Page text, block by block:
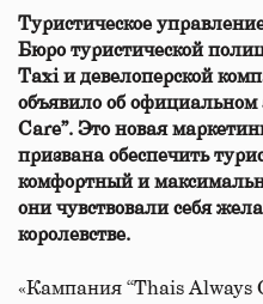
Туристическое
Бюро туристической
Taxi и девелоперской
объявило об официальном
Care”. Это новая
призвана обеспечить
комфортный и
они чувствовали себя
королевстве.
«Кампания “Thais Always